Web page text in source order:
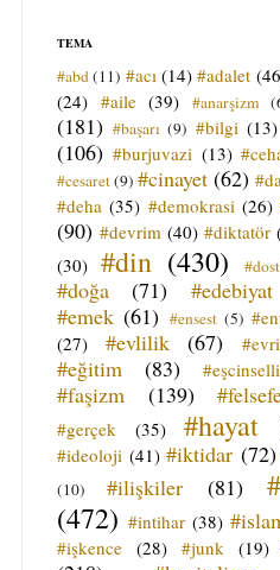
TEMA
#abd (11) #acı (14) #adalet
(24) #aile (39) #anarşizm
(181) #başarı (9) #bilgi (13)
(106) #burjuvazi (13)
#cesaret(9) #cinayet (62)
#deha (35) #demokrasi (26)
(90) #devrim (40) #diktatör
(30) #din (430)
#doğa (71) #edebiyat
#emek (61) #ensest (5)
(27)
#evlilik (67)
#eğitim (83)
#faşizm (139)
#gerçek (35) #hayat
#ideoloji (41) #iktidar (72)
(10)
#ilişkiler (81)
(472) #intihar (38)
#işkence (28) #junk (19)